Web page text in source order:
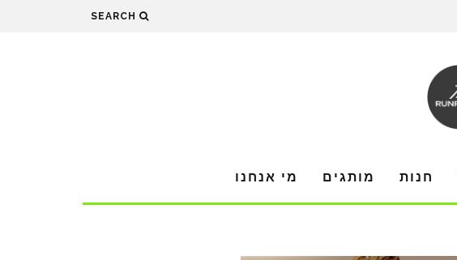
SEARCH
חנות מותגים מי אנחנו